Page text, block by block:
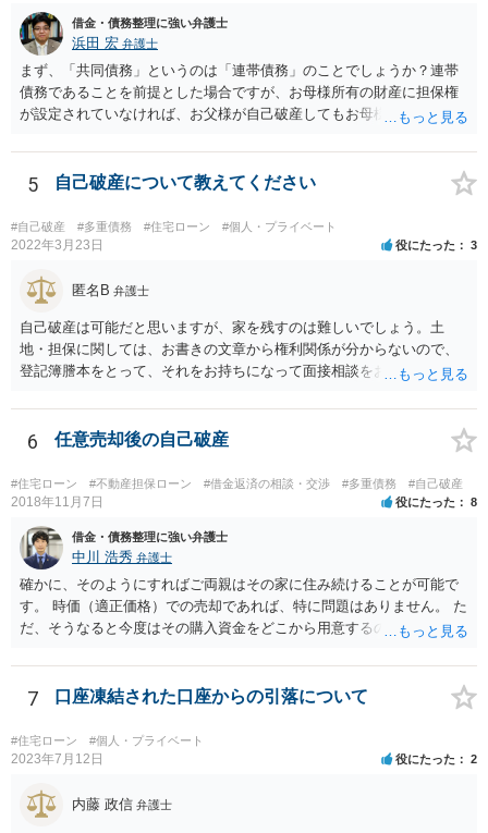
債権者、保証会社）に対抗できません。 そして、貴殿が離婚後に自
己破産するかどうかは、そもそも離婚の際に締結した公正証書で元奥
様と約束できる事柄ではありません。貴殿の経済状態が悪くなり、破
産せざるを得なくなった場合には、経済的再起更生のために自己破産
を申し立てることはやむを得ないことであり、そのこと自体が奥様と
の公正証書での約束に違反することにはならないと思います。 もち
ます（競落人や譲渡を受けた第三者と賃貸借契約を締結できれば、居
れは元奥様がこの建物の所有者でない以上、仕方のないことです。
なお、元奥様との関係は悪くなるでしょうが、離婚されている以上、
後の養育費の増額請求等を受ける可能性はあります。貴殿の経済状況
う努力されるしか無いと思います。 なお、破産申立代理人は、通常
債権者との対応は行います。その範囲で元奥様との連絡窓口にはなっ
てもらえると思いますが、あくまで破産手続に必要な範囲で、破産手
退きの話は破産管財人と元奥様の間で行われることになると思いま
借金・債務整理に強い弁護士
浜田 宏 弁護士
まず、「共同債務」というのは「連帯債務」のことでしょうか？連帯
債務であることを前提とした場合ですが、お母様所有の財産に担保権
が設定されていなければ、お父様が自己破産してもお母様の財産は影
独所有（名義）であれば、そのまま住み続けることが出来ます。 他
方、当該持家がお父様の単独所有ないし父母の共有であれば、換価し
きなくなります。 「自己破産は最低限度の生活が守られる」という
のは、「自由財産」と呼ばれる一定の財産（例：破産開始後に受給す
未満の預金、換価しても１０万円未満の動産、現に居住する賃借不動
という意味です。
5 自己破産について教えてください
#自己破産 #多重債務 #住宅ローン #個人・プライベート
2022年3月23日 役にたった 3
匿名B 弁護士
自己破産は可能だと思いますが、家を残すのは難しいでしょう。土
地・担保に関しては、お書きの文章から権利関係が分からないので、
登記簿謄本をとって、それをお持ちになって面接相談をお受けになる
6 任意売却後の自己破産
#住宅ローン #不動産担保ローン #借金返済の相談・交渉 #多重債務 #自己破産
2018年11月7日 役にたった 8
借金・債務整理に強い弁護士
中川 浩秀 弁護士
確かに、そのようにすればご両親はその家に住み続けることが可能で
す。 時価（適正価格）での売却であれば、特に問題はありません。 た
だ、そうなると今度はその購入資金をどこから用意するのかという問
7 口座凍結された口座からの引落について
#住宅ローン #個人・プライベート
2023年7月12日 役にたった 2
内藤 政信 弁護士